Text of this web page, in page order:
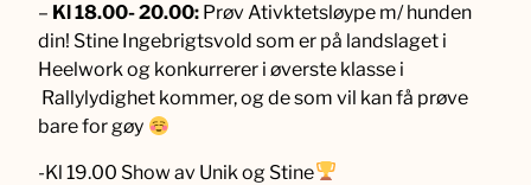
– Kl 18.00- 20.00: Prøv Ativktetsløype m/ hunden
din! Stine Ingebrigtsvold som er på landslaget i
Heelwork og konkurrerer i øverste klasse i
Rallylydighet kommer, og de som vil kan få prøve
bare for gøy
-Kl 19.00 Show av Unik og Stine